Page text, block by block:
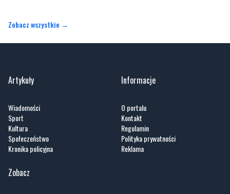
Zobacz wszystkie →
Artykuły
Wiadomości
Sport
Kultura
Społeczeństwo
Kronika policyjna
Informacje
O portalu
Kontakt
Regulamin
Polityka prywatności
Reklama
Zobacz